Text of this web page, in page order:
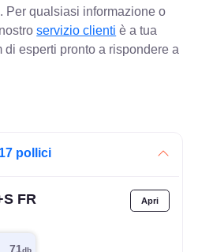
. Per qualsiasi informazione o
servizio clienti è a tua
esperti pronto a rispondere a
pollici
FR